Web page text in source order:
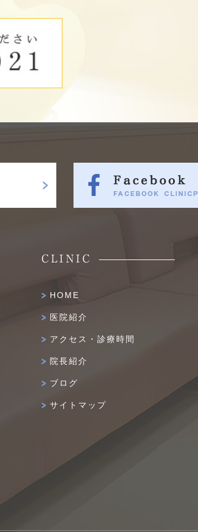
CLINIC
HOME
医院紹介
アクセス・診療時間
院長紹介
ブログ
サイトマップ